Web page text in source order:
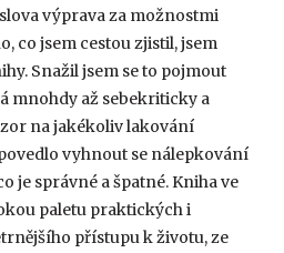
výprava za možnostmi
co jsem cestou zjistil, jsem
Snažil jsem se to pojmout
mnohdy až sebekriticky a
na jakékoliv lakování
vyhnout se nálepkování
je správné a špatné. Kniha ve
paletu praktických i
přístupu k životu, ze